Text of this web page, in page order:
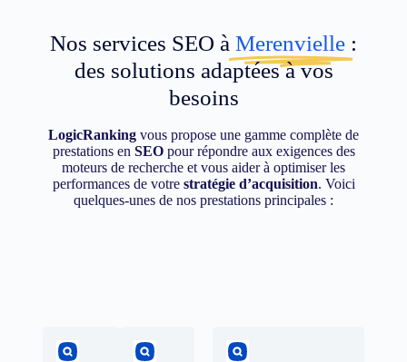
Nos services SEO à Merenvielle :
des solutions adaptées à vos
besoins
LogicRanking vous propose une gamme complète de
prestations en SEOpour répondre aux exigences des
moteurs de recherche et vous aider à optimiser les
performances de votre stratégie d’acquisition. Voici
quelques-unes de nos prestations principales :